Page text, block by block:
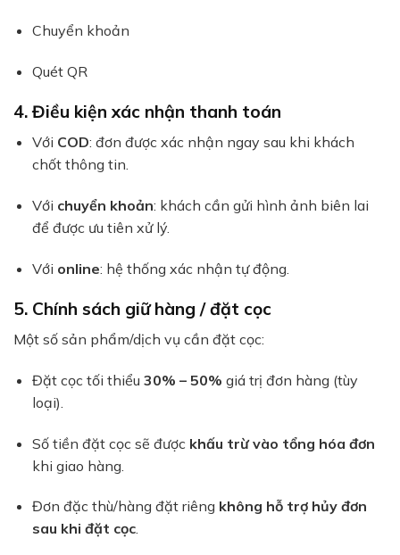
Chuyển khoản
Quét QR
4. Điều kiện xác nhận thanh toán
Với COD: đơn được xác nhận ngay sau khi khách
chốt thông tin.
Với chuyển khoản: khách cần gửi hình ảnh biên lai
để được ưu tiên xử lý.
Với online: hệ thống xác nhận tự động.
5. Chính sách giữ hàng / đặt cọc
Một số sản phẩm/dịch vụ cần đặt cọc:
Đặt cọc tối thiểu 30% – 50% giá trị đơn hàng (tùy
loại).
Số tiền đặt cọc sẽ được khấu trừ vào tổng hóa đơn
khi giao hàng.
Đơn đặc thù/hàng đặt riêng không hỗ trợ hủy đơn
sau khi đặt cọc.